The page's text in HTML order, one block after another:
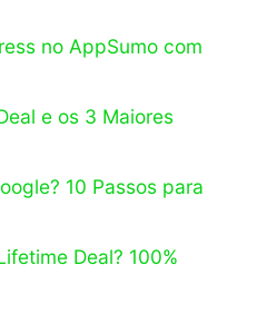
no AppSumo com
e os 3 Maiores
10 Passos para
Deal? 100%